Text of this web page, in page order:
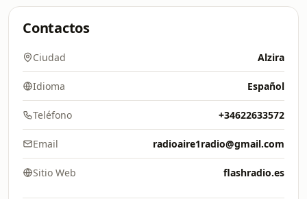
Contactos
Ciudad Alzira
Idioma Español
Teléfono +34622633572
Email radioaire1radio@gmail.com
Sitio Web flashradio.es